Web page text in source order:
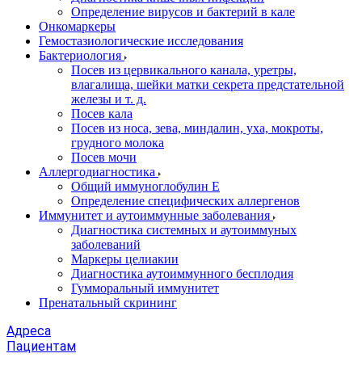
Определение вирусов и бактерий в кале
Онкомаркеры
Гемостазиологические исследования
Бактериология
Посев из цервикального канала, уретры,
влагалища, шейки матки секрета предстательной
железы и т. д.
Посев кала
Посев из носа, зева, миндалин, уха, мокроты,
грудного молока
Посев мочи
Аллергодиагностика
Общий иммуноглобулин Е
Определение специфических аллергенов
Иммунитет и аутоиммунные заболевания
Диагностика системных и аутоиммуных
заболеваний
Маркеры целиакии
Диагностика аутоиммунного бесплодия
Гумморальный иммунитет
Пренатальный скрининг
Адреса
Пациентам